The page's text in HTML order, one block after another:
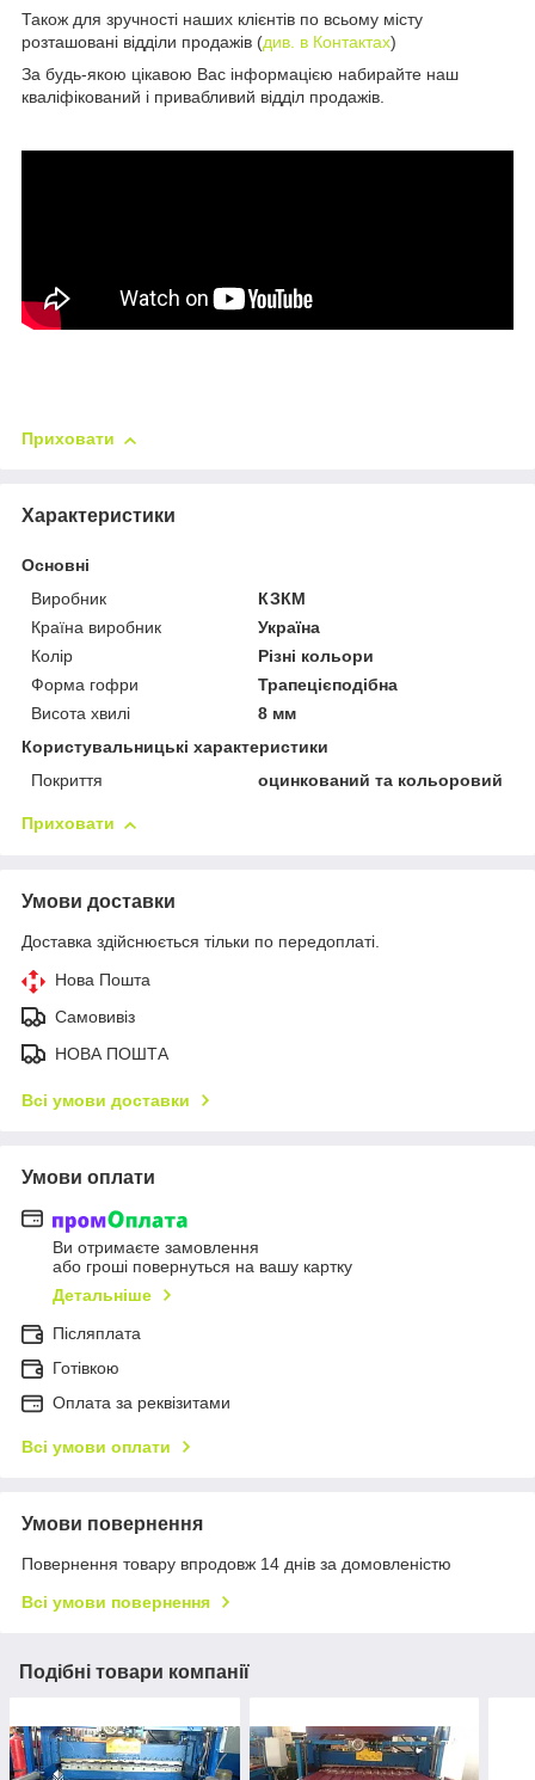
Також для зручності наших клієнтів по всьому місту
розташовані відділи продажів (див. в Контактах)
За будь-якою цікавою Вас інформацією набирайте наш
кваліфікований і привабливий відділ продажів.
Приховати
Характеристики
Основні
Виробник
КЗКМ
Країна виробник
Україна
Колір
Різні кольори
Форма гофри
Трапецієподібна
Висота хвилі
8 мм
Користувальницькі характеристики
Покриття
оцинкований та кольоровий
Приховати
Умови доставки
Доставка здійснюється тільки по передоплаті.
Нова Пошта
Самовивіз
НОВА ПОШТА
Всі умови доставки
Умови оплати
Ви отримаєте замовлення
або гроші повернуться на вашу картку
Детальніше
Післяплата
Готівкою
Оплата за реквізитами
Всі умови оплати
Умови повернення
Повернення товару впродовж 14 днів за домовленістю
Всі умови повернення
Подібні товари компанії